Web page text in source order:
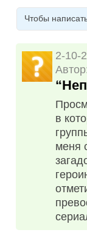
Чтобы
2-10-
в
меня